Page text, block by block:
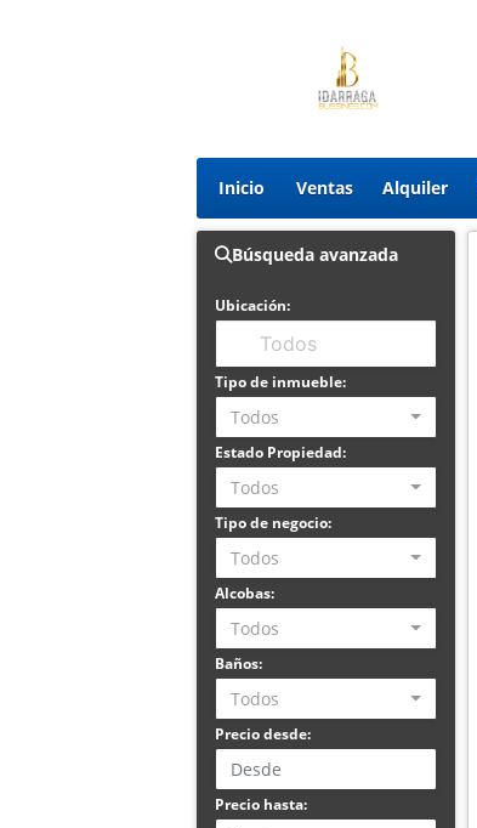
Inicio Ventas Alquiler
Búsqueda avanzada
Ubicación:
Tipo de inmueble:
Todos
Estado Propiedad:
Todos
Tipo de negocio:
Todos
Alcobas:
Todos
Baños:
Todos
Precio desde:
Precio hasta: